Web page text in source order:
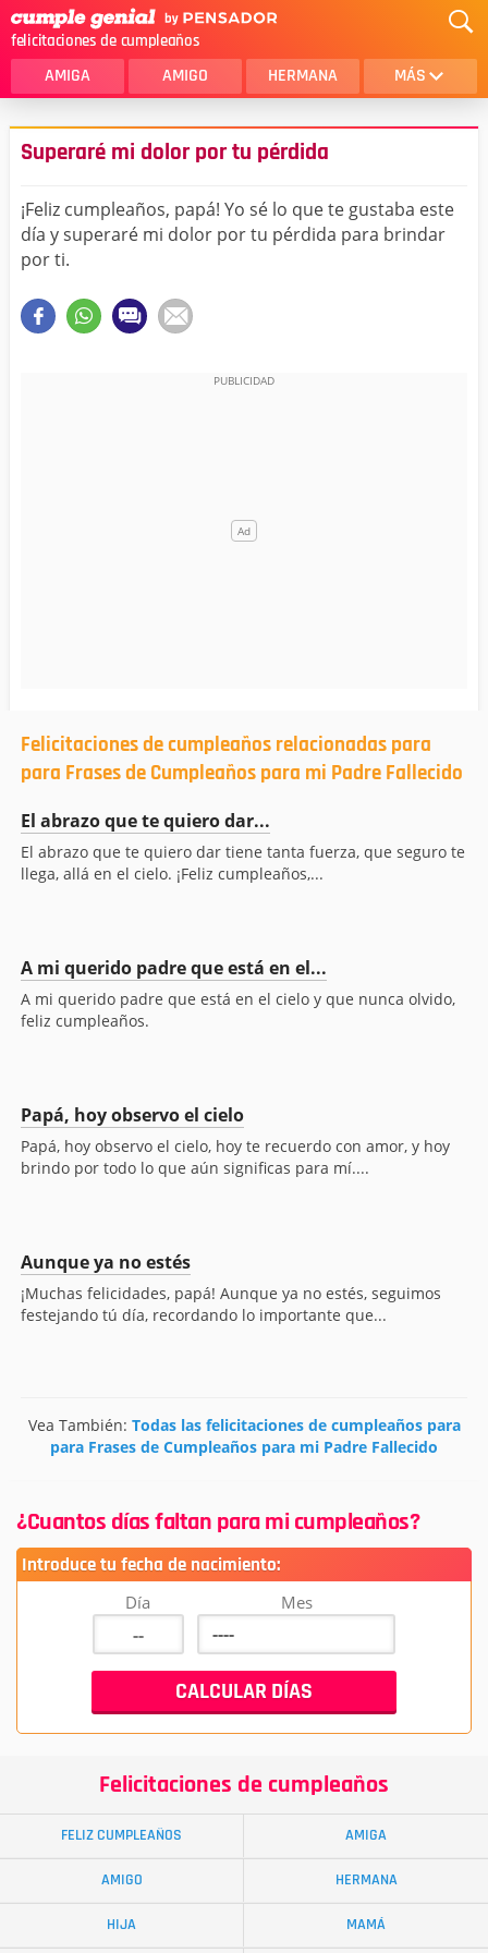
felicitaciones de cumpleaños
AMIGA AMIGO HERMANA MÁS
MAMA
AMOR
SOBRINA
HIJA
NOVIA
Superaré mi dolor por tu pérdida
¡Feliz cumpleaños, papá! Yo sé lo que te gustaba este
día y superaré mi dolor por tu pérdida para brindar
por ti.
Felicitaciones de cumpleaños relacionadas para
para Frases de Cumpleaños para mi Padre Fallecido
El abrazo que te quiero dar...
El abrazo que te quiero dar tiene tanta fuerza, que seguro te
llega, allá en el cielo. ¡Feliz cumpleaños,...
A mi querido padre que está en el...
A mi querido padre que está en el cielo y que nunca olvido,
feliz cumpleaños.
Papá, hoy observo el cielo
Papá, hoy observo el cielo, hoy te recuerdo con amor, y hoy
brindo por todo lo que aún significas para mí....
Aunque ya no estés
¡Muchas felicidades, papá! Aunque ya no estés, seguimos
festejando tú día, recordando lo importante que...
Vea También: Todas las felicitaciones de cumpleaños para
para Frases de Cumpleaños para mi Padre Fallecido
¿Cuantos días faltan para mi cumpleaños?
Introduce tu fecha de nacimiento:
Día Mes
Felicitaciones de cumpleaños
FELIZ CUMPLEAÑOS AMIGA
AMIGO HERMANA
HIJA MAMÁ